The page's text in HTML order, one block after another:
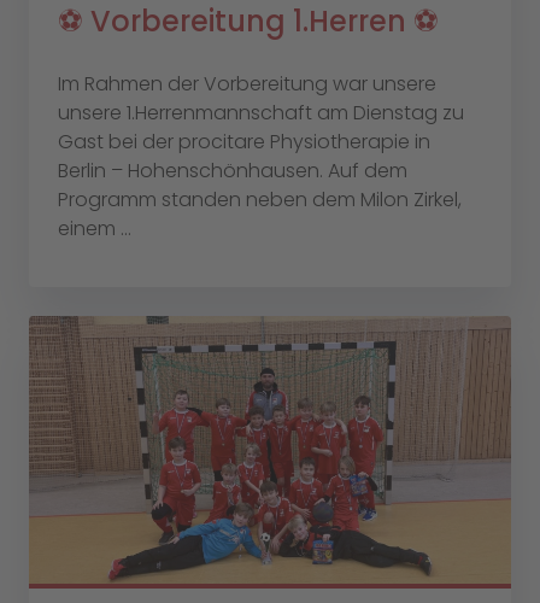
⚽️ Vorbereitung 1.Herren ⚽️
Im Rahmen der Vorbereitung war unsere
unsere 1.Herrenmannschaft am Dienstag zu
Gast bei der procitare Physiotherapie in
Berlin – Hohenschönhausen. Auf dem
Programm standen neben dem Milon Zirkel,
einem ...